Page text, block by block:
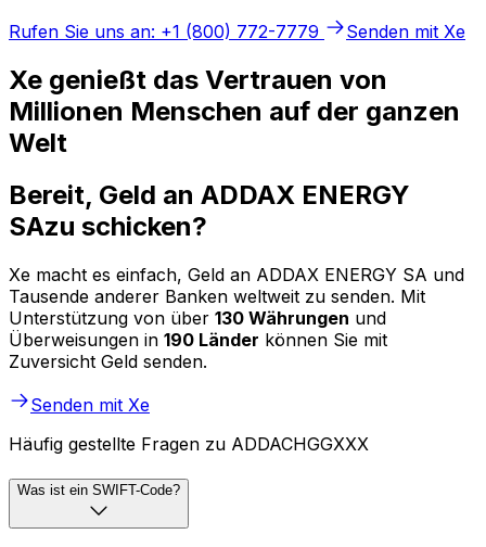
Rufen Sie uns an: +1 (800) 772-7779
Senden mit Xe
Xe genießt das Vertrauen von
Millionen Menschen auf der ganzen
Welt
Bereit, Geld an ADDAX ENERGY
SAzu schicken?
Xe macht es einfach, Geld an ADDAX ENERGY SA und
Tausende anderer Banken weltweit zu senden. Mit
Unterstützung von über 130 Währungen und
Überweisungen in 190 Länder können Sie mit
Zuversicht Geld senden.
Senden mit Xe
Häufig gestellte Fragen zu ADDACHGGXXX
Was ist ein SWIFT-Code?